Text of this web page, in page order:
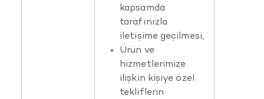
kapsamda
tarafınızla
iletişime geçilmesi,
Ürün ve
hizmetlerimize
ilişkin kişiye özel
tekliflerin